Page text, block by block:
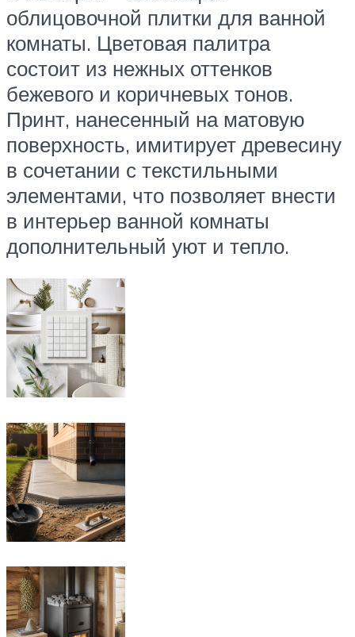
облицовочной плитки для ванной
комнаты. Цветовая палитра
состоит из нежных оттенков
бежевого и коричневых тонов.
Принт, нанесенный на матовую
поверхность, имитирует древесину
в сочетании с текстильными
элементами, что позволяет внести
в интерьер ванной комнаты
дополнительный уют и тепло.